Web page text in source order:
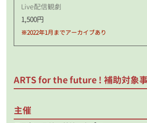
Live配信観劇
1,500円
※2022年1月までアーカイブあり
ARTS for the future ! 補助対象
主催